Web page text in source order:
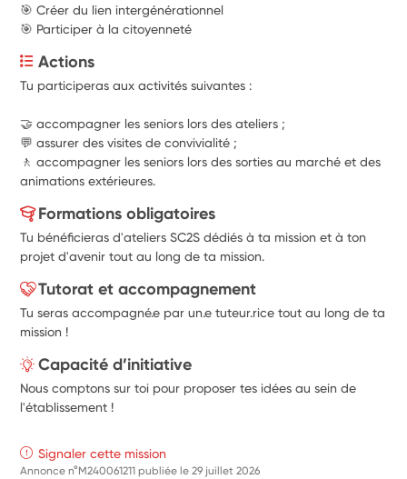
🎯 Créer du lien intergénérationnel
🎯 Participer à la citoyenneté
Actions
Tu participeras aux activités suivantes :
🤝 accompagner les seniors lors des ateliers ;
💬 assurer des visites de convivialité ;
🚶 accompagner les seniors lors des sorties au marché et des
animations extérieures.
Formations obligatoires
Tu bénéficieras d'ateliers SC2S dédiés à ta mission et à ton
projet d'avenir tout au long de ta mission.
Tutorat et accompagnement
Tu seras accompagné.e par un.e tuteur.rice tout au long de ta
mission !
Capacité d’initiative
Nous comptons sur toi pour proposer tes idées au sein de
l'établissement !
Signaler cette mission
Annonce n°M240061211 publiée le29 juillet 2026